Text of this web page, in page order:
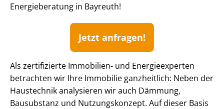
Energieberatung in Bayreuth!
Jetzt anfragen!
Als zertifizierte Immobilien- und Energieexperten
betrachten wir Ihre Immobilie ganzheitlich: Neben der
Haustechnik analysieren wir auch Dämmung,
Bausubstanz und Nutzungskonzept. Auf dieser Basis